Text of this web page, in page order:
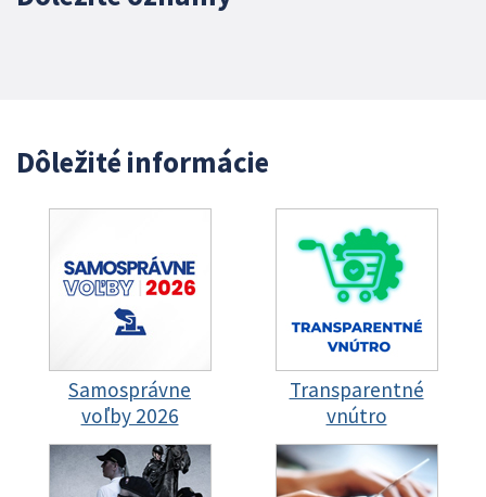
Dôležité informácie
Samosprávne
voľby 2026
Transparentné
vnútro